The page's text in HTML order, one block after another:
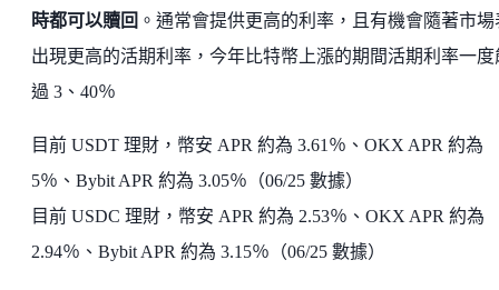
時都可以贖回 。通常會提供更高的利率，且有機會隨著市場
出現更高的活期利率，今年比特幣上漲的期間活期利率一度
過 3、40％
目前 USDT 理財，幣安 APR 約為 3.61％、OKX APR 約為
5％、Bybit APR 約為 3.05％（06/25 數據）
目前 USDC 理財，幣安 APR 約為 2.53％、OKX APR 約為
2.94％、Bybit APR 約為 3.15％（06/25 數據）